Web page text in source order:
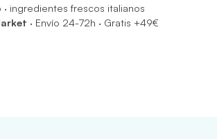
ingredientes frescos italianos
· Envío 24-72h · Gratis +49€